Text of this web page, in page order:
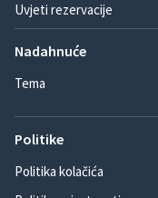
Uvjeti rezervacije
Nadahnuće
Tema
Politike
Politika kolačića